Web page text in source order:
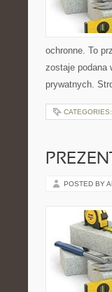
ochronne. To
zostaje podana
prywatnych.
CATEGORIES:
POSTED BY